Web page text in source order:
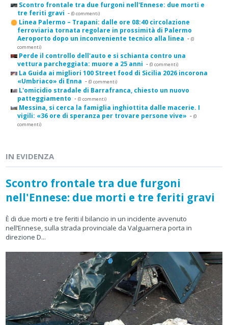
Scontro frontale tra due furgoni nell'Ennese: due morti e
tre feriti gravi - (0 commenti)
Linea Palermo – Trapani: dalle ore 08:40 circolazione
ferroviaria tornata regolare in prossimità di Palermo
Aeroporto dopo un inconveniente tecnico alla linea - (0
commenti)
Perde il controllo dell'auto e si schianta contro una
vettura parcheggiata: muore a 25 anni - (0 commenti)
La Guida ai migliori 100 Street food di Sicilia 2026 incorona
«Umbriaco» di Enna - (0 commenti)
L'omicidio stradale di Barrafranca, chiesto un nuovo
patteggiamento - (0 commenti)
Messina, si cerca la famiglia inghiottita dalle macerie. I
vigili: «36 ore di speranza per trovare persone vive» - (0
commenti)
IN EVIDENZA
Scontro frontale tra due furgoni
nell'Ennese: due morti e tre feriti gravi
È di due morti e tre feriti il bilancio in un incidente avvenuto
nell’Ennese, sulla strada provinciale da Valguarnera porta in
direzione D...